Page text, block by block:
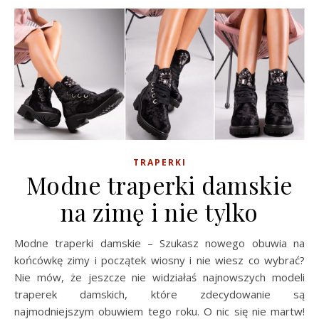
TRAPERKI
Modne traperki damskie
na zimę i nie tylko
Modne traperki damskie – Szukasz nowego obuwia na
końcówkę zimy i początek wiosny i nie wiesz co wybrać?
Nie mów, że jeszcze nie widziałaś najnowszych modeli
traperek damskich, które zdecydowanie są
najmodniejszym obuwiem tego roku. O nic się nie martw!